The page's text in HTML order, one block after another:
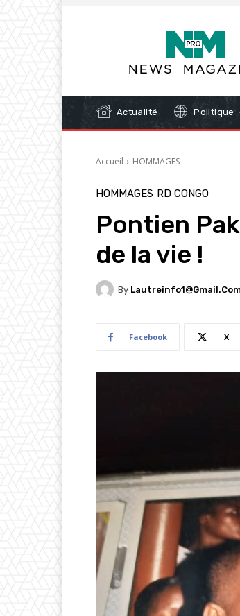
Actualité Politique
Accueil HOMMAGES
HOMMAGES RD CONGO
Pontien
de la vie !
By
Facebook X